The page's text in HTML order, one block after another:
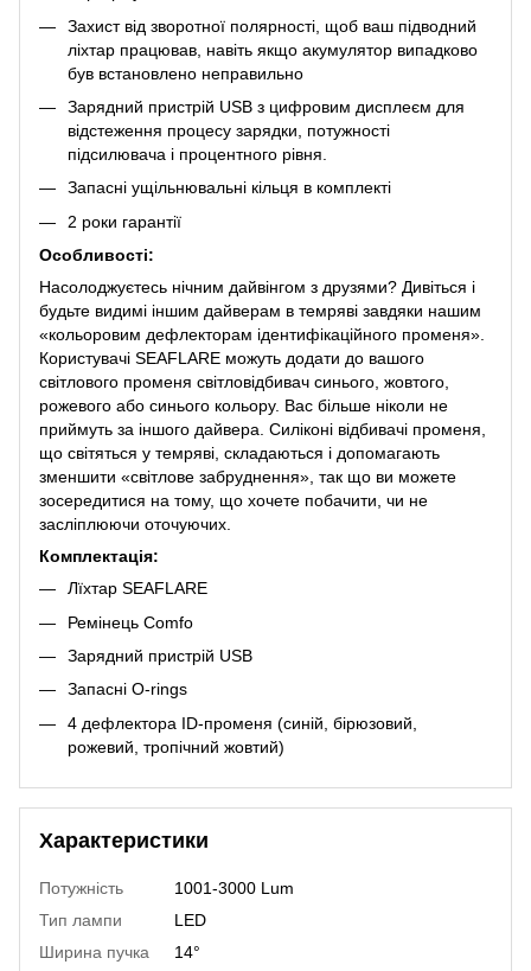
Захист від зворотної полярності, щоб ваш підводний
ліхтар працював, навіть якщо акумулятор випадково
був встановлено неправильно
Зарядний пристрій USB з цифровим дисплеєм для
відстеження процесу зарядки, потужності
підсилювача і процентного рівня.
Запасні ущільнювальні кільця в комплекті
2 роки гарантії
Особливості:
Насолоджуєтесь нічним дайвінгом з друзями? Дивіться і
будьте видимі іншим дайверам в темряві завдяки нашим
«кольоровим дефлекторам ідентифікаційного променя».
Користувачі SEAFLARE можуть додати до вашого
світлового променя світловідбивач синього, жовтого,
рожевого або синього кольору. Вас більше ніколи не
приймуть за іншого дайвера. Силіконі відбивачі променя,
що світяться у темряві, складаються і допомагають
зменшити «світлове забруднення», так що ви можете
зосередитися на тому, що хочете побачити, чи не
засліплюючи оточуючих.
Комплектація:
Лїхтар SEAFLARE
Ремінець Comfo
Зарядний пристрій USB
Запасні O-rings
4 дефлектора ID-променя (синій, бірюзовий,
рожевий, тропічний жовтий)
Характеристики
Потужність
1001-3000 Lum
Тип лампи
LED
Ширина пучка
14°